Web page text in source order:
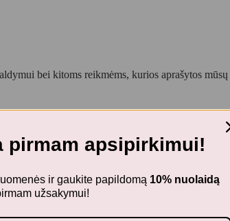
bei kitoms reikmėms, kurios aprašytos mūsų
pirmam apsipirkimui!
ir gaukite papildomą 10% nuolaidą
užsakymui!